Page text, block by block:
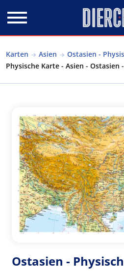
Karten Asien Ostasien -
Physische Karte - Asien - Ostasien
Ostasien -